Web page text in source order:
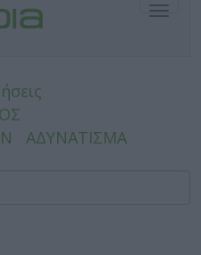
ΑΔΥΝΑΤΙΣΜΑ